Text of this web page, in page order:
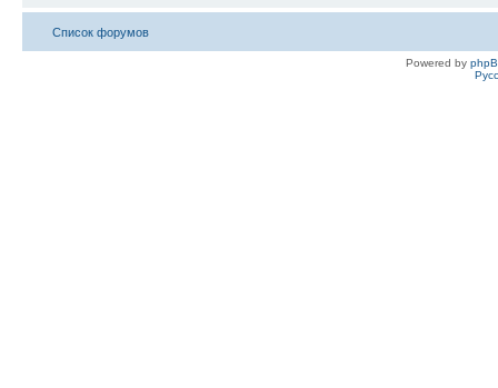
Список форумов
Powered by